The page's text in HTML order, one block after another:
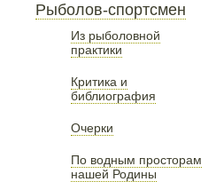
Рыболов-спортсмен
Из рыболовной
практики
Критика и
библиография
Очерки
По водным просторам
нашей Родины